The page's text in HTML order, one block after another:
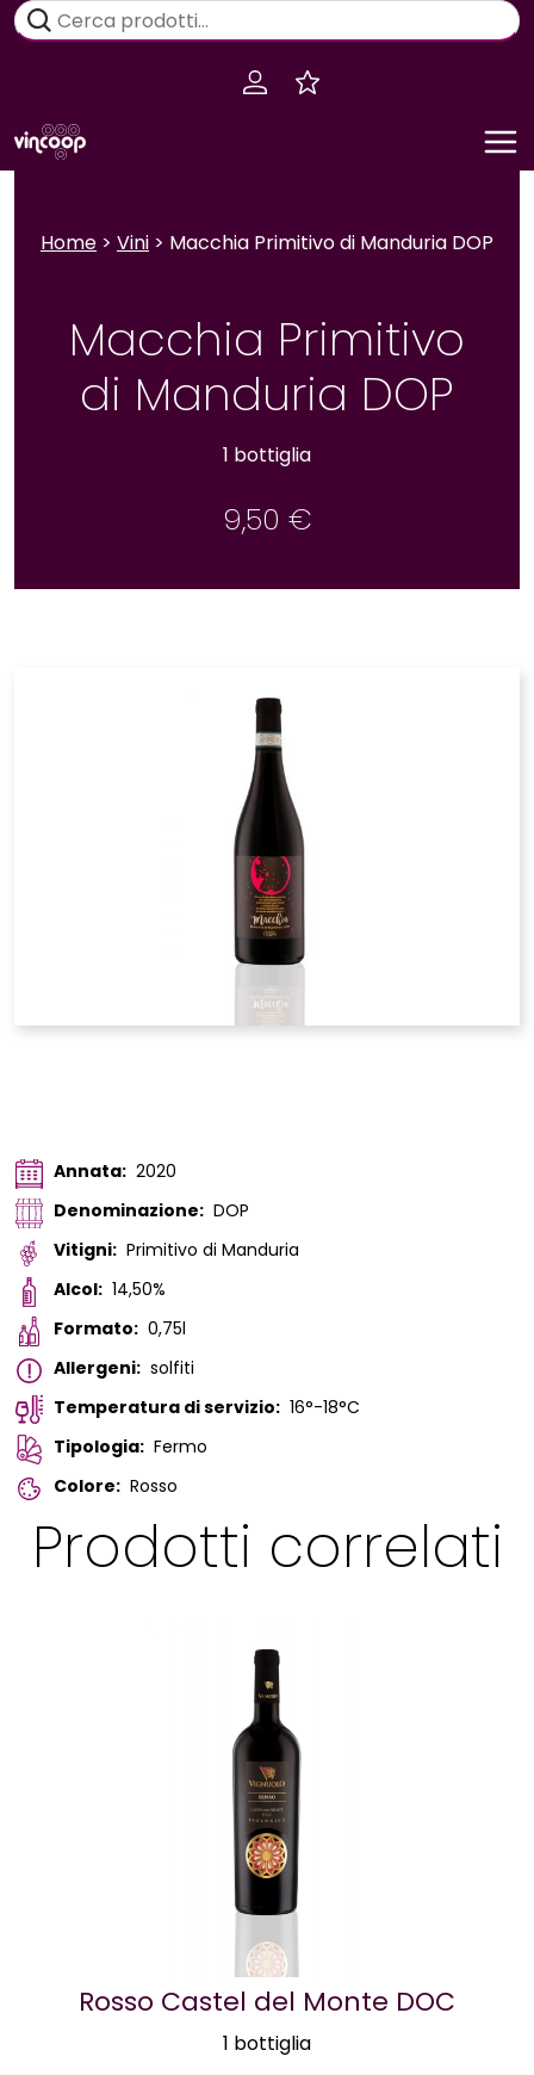
Salta
Cerca:
Home > Vini > Macchia Primitivo di Manduria DOP
Macchia Primitivo
di Manduria DOP
1 bottiglia
9,50 €
Annata: 2020
Denominazione: DOP
Vitigni: Primitivo di Manduria
Alcol: 14,50%
Formato: 0,75l
Allergeni: solfiti
Temperatura di servizio: 16°-18°C
Tipologia: Fermo
Colore: Rosso
Prodotti correlati
Rosso Castel del Monte DOC
1 bottiglia